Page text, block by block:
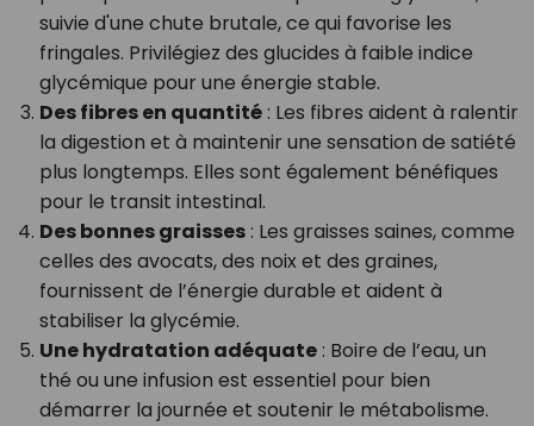
suivie d'une chute brutale, ce qui favorise les
fringales. Privilégiez des glucides à faible indice
glycémique pour une énergie stable.
Des fibres en quantité: Les fibres aident à ralentir
la digestion et à maintenir une sensation de satiété
plus longtemps. Elles sont également bénéfiques
pour le transit intestinal.
Des bonnes graisses: Les graisses saines, comme
celles des avocats, des noix et des graines,
fournissent de l’énergie durable et aident à
stabiliser la glycémie.
Une hydratation adéquate: Boire de l’eau, un
thé ou une infusion est essentiel pour bien
démarrer la journée et soutenir le métabolisme.